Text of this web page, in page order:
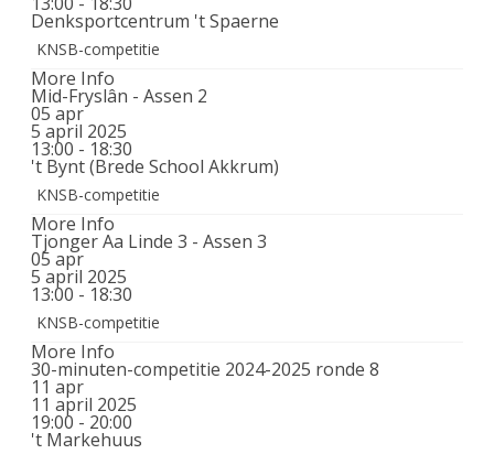
Denksportcentrum 't Spaerne
KNSB-competitie
More Info
Mid-Fryslân - Assen 2
05 apr
5 april 2025
13:00 - 18:30
't Bynt (Brede School Akkrum)
KNSB-competitie
More Info
Tjonger Aa Linde 3 - Assen 3
05 apr
5 april 2025
13:00 - 18:30
KNSB-competitie
More Info
30-minuten-competitie 2024-2025 ronde 8
11 apr
11 april 2025
19:00 - 20:00
't Markehuus